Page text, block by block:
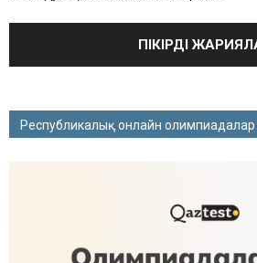
Республикалық онлайн олимпиадалар